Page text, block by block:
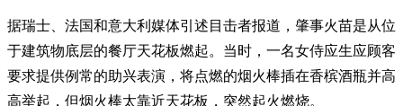
据瑞士、法国和意大利媒体引述目击者报道，肇事火苗是从位
于建筑物底层的餐厅天花板燃起。当时，一名女侍应生应顾客
要求提供例常的助兴表演，将点燃的烟火棒插在香槟酒瓶并高
高举起，但烟火棒太靠近天花板，突然起火燃烧。